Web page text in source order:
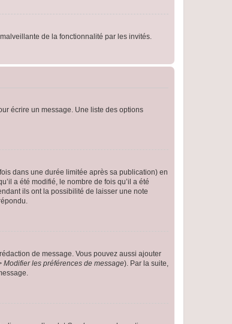
de la fonctionnalité par les invités.
écrire un message. Une liste des options
dans une durée limitée après sa publication) en
a été modifié, le nombre de fois qu’il a été
ils ont la possibilité de laisser une note
de message. Vous pouvez aussi ajouter
Modifier les préférences de message). Par la suite,